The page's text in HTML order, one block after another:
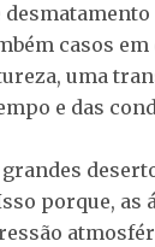
casos
uma
e das
porque, as